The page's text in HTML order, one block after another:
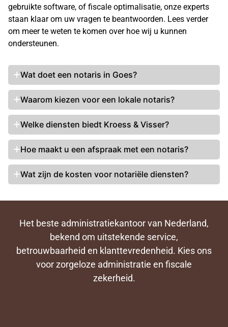
gebruikte software, of fiscale optimalisatie, onze experts
staan klaar om uw vragen te beantwoorden. Lees verder
om meer te weten te komen over hoe wij u kunnen
ondersteunen.
Wat doet een notaris in Goes?
Waarom kiezen voor een lokale notaris?
Welke diensten biedt Kroess & Visser?
Hoe maakt u een afspraak met een notaris?
Wat zijn de kosten voor notariële diensten?
Het beste administratiekantoor van Nederland,
bekend om uitstekende service,
betrouwbaarheid en klanttevredenheid. Kies ons
voor zorgeloze administratie en fiscale
zekerheid.